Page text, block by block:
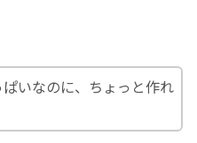
いなのに、ちょっと作れ